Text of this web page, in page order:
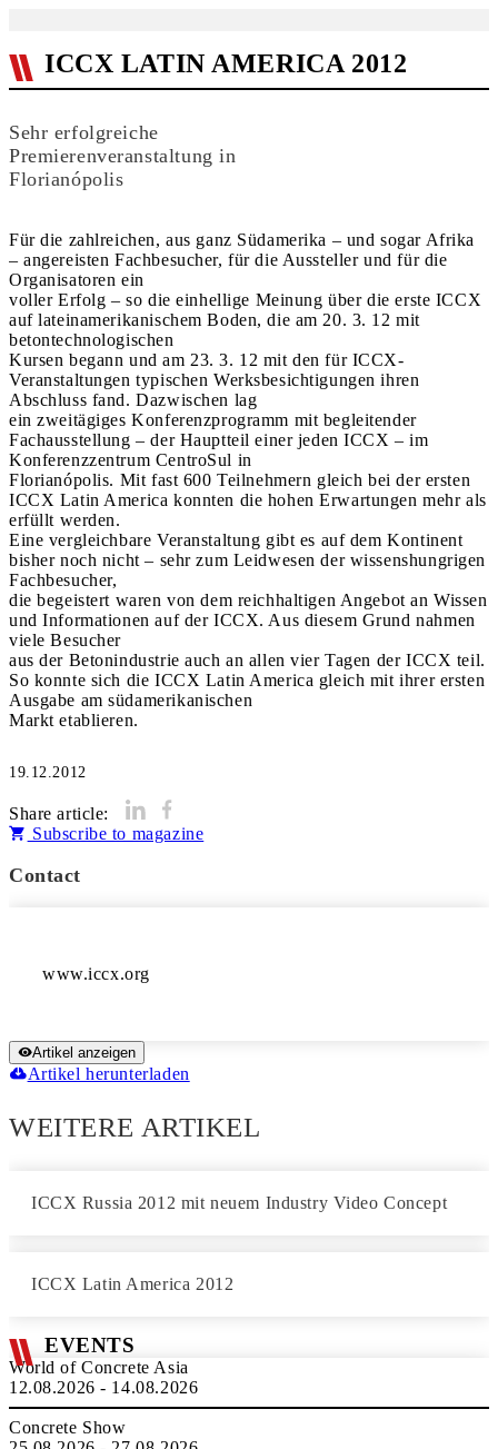
ICCX LATIN AMERICA 2012
Sehr erfolgreiche
Premierenveranstaltung in
Florianópolis
Für die zahlreichen, aus ganz Südamerika – und sogar Afrika
– angereisten Fachbesucher, für die Aussteller und für die
Organisatoren ein
voller Erfolg – so die einhellige Meinung über die erste ICCX
auf lateinamerikanischem Boden, die am 20. 3. 12 mit
betontechnologischen
Kursen begann und am 23. 3. 12 mit den für ICCX-
Veranstaltungen typischen Werksbesichtigungen ihren
Abschluss fand. Dazwischen lag
ein zweitägiges Konferenzprogramm mit begleitender
Fachausstellung – der Hauptteil einer jeden ICCX – im
Konferenzzentrum CentroSul in
Florianópolis. Mit fast 600 Teilnehmern gleich bei der ersten
ICCX Latin America konnten die hohen Erwartungen mehr als
erfüllt werden.
Eine vergleichbare Veranstaltung gibt es auf dem Kontinent
bisher noch nicht – sehr zum Leidwesen der wissenshungrigen
Fachbesucher,
die begeistert waren von dem reichhaltigen Angebot an Wissen
und Informationen auf der ICCX. Aus diesem Grund nahmen
viele Besucher
aus der Betonindustrie auch an allen vier Tagen der ICCX teil.
So konnte sich die ICCX Latin America gleich mit ihrer ersten
Ausgabe am südamerikanischen
Markt etablieren.
19.12.2012
Share article:
Subscribe to magazine
Contact
Artikel anzeigen
Artikel herunterladen
WEITERE ARTIKEL
ICCX Russia 2012 mit neuem Industry Video Concept
ICCX Latin America 2012
EVENTS
World of Concrete Asia
12.08.2026 - 14.08.2026
Concrete Show